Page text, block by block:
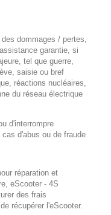
dommages / pertes,
garantie, si
tel que guerre,
saisie ou bref
réactions nucléaires,
du réseau électrique
d'interrompre
d'abus ou de fraude
réparation et
eScooter - 4S
des frais
récupérer l'eScooter.